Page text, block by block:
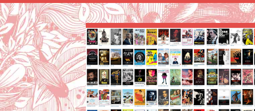
Articles étiquetés «max ophüls»